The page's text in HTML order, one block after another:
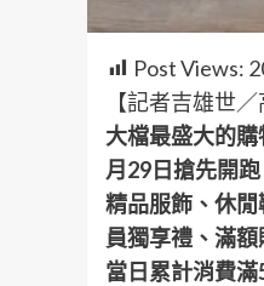
Post Views:
【記者吉雄世／
大檔最盛大的購
月29日搶先開
精品服飾、休閒
員獨享禮、滿
當日累計消費